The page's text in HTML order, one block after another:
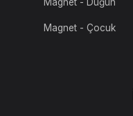
Magnet - Çocuk